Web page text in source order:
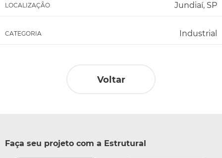
LOCALIZAÇÃO Jundiaí, SP
CATEGORIA Industrial
Voltar
Faça seu projeto com a Estrutural